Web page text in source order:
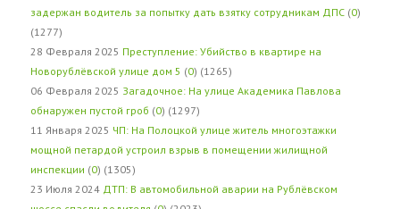
задержан водитель за попытку дать взятку сотрудникам ДПС (0)
(1277)
28 Февраля 2025 Преступление: Убийство в квартире на
Новорублёвской улице дом 5 (0) (1265)
06 Февраля 2025 Загадочное: На улице Академика Павлова
обнаружен пустой гроб (0) (1297)
11 Января 2025 ЧП: На Полоцкой улице житель многоэтажки
мощной петардой устроил взрыв в помещении жилищной
инспекции (0) (1305)
23 Июля 2024 ДТП: В автомобильной аварии на Рублёвском